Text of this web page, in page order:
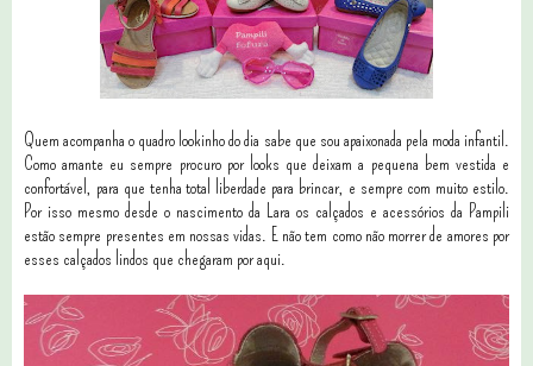
Quem acompanha o quadro lookinho do dia sabe que sou apaixonada pela moda infantil.
Como amante eu sempre procuro por looks que deixam a pequena bem vestida e
confortável, para que tenha total liberdade para brincar, e sempre com muito estilo.
Por isso mesmo desde o nascimento da Lara os calçados e acessórios da Pampili
estão sempre presentes em nossas vidas. E não tem como não morrer de amores por
esses calçados lindos que chegaram por aqui.